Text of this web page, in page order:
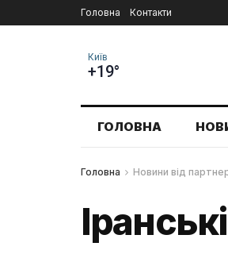
Головна Контакти
Київ
+19°
ГОЛОВНА
Головна Новини від